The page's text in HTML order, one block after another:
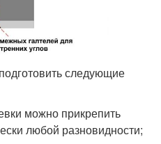
следующие
можно прикрепить
любой разновидности;